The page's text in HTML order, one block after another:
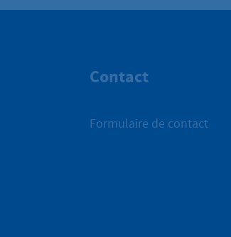
Contact
Formulaire de contact